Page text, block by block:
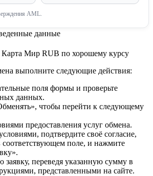
AML.
данные
Мир RUB по хорошему курсу
выполните следующие действия:
поля формы и проверьте
данных.
чтобы перейти к следующему
предоставления услуг обмена.
подтвердите своё согласие,
соответствующем поле, и нажмите
заявку, переведя указанную сумму в
представленными на сайте.